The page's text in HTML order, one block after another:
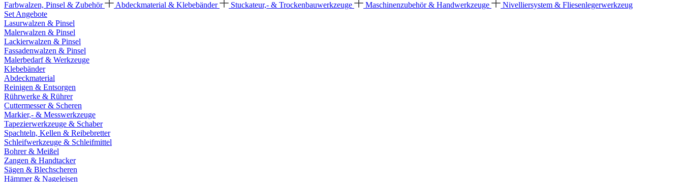
Farbwalzen, Pinsel & Zubehör
Abdeckmaterial & Klebebänder Stuckateur,- & Trockenbauwerkzeuge Maschinenzubehör & Handwerkzeuge
Nivelliersystem & Fliesenlegerwerkzeug
Set Angebote
Lasurwalzen & Pinsel
Malerwalzen & Pinsel
Lackierwalzen & Pinsel
Fassadenwalzen & Pinsel
Malerbedarf & Werkzeuge
Klebebänder
Abdeckmaterial
Reinigen & Entsorgen
Rührwerke & Rührer
Cuttermesser & Scheren
Markier,- & Messwerkzeuge
Tapezierwerkzeuge & Schaber
Spachteln, Kellen & Reibebretter
Schleifwerkzeuge & Schleifmittel
Bohrer & Meißel
Zangen & Handtacker
Sägen & Blechscheren
Hämmer & Nageleisen